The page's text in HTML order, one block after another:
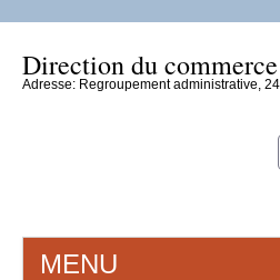
Direction du
Adresse: Regroupement administrative,
MENU